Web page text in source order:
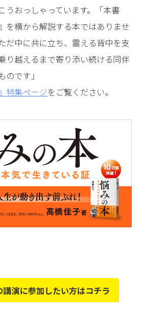
うおっしゃっています。「本書
を横から解説する本ではありませ
だ中に共に立ち、震える背中を支
り越えるまで寄り添い続ける同伴
です」
特集ページをご覧ください。
演に参加したい方はコチラ